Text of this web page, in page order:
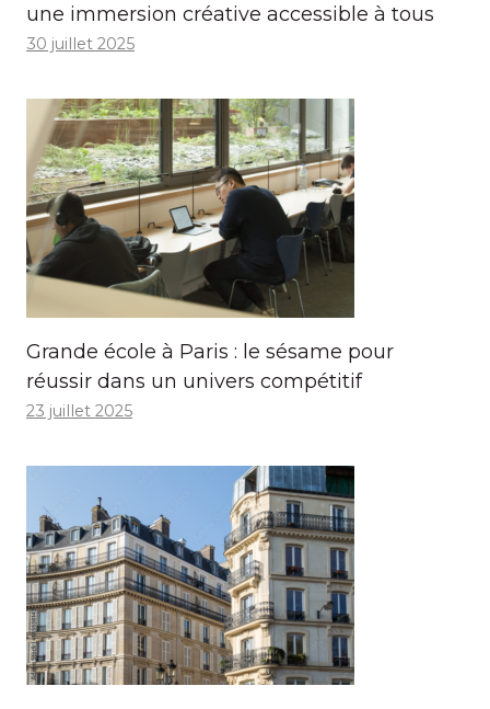
une immersion créative accessible à tous
30 juillet 2025
Grande école à Paris : le sésame pour
réussir dans un univers compétitif
23 juillet 2025